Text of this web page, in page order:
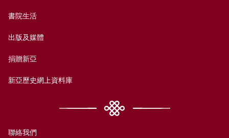
書院生活
出版及媒體
捐贈新亞
新亞歷史網上資料庫
聯絡我們